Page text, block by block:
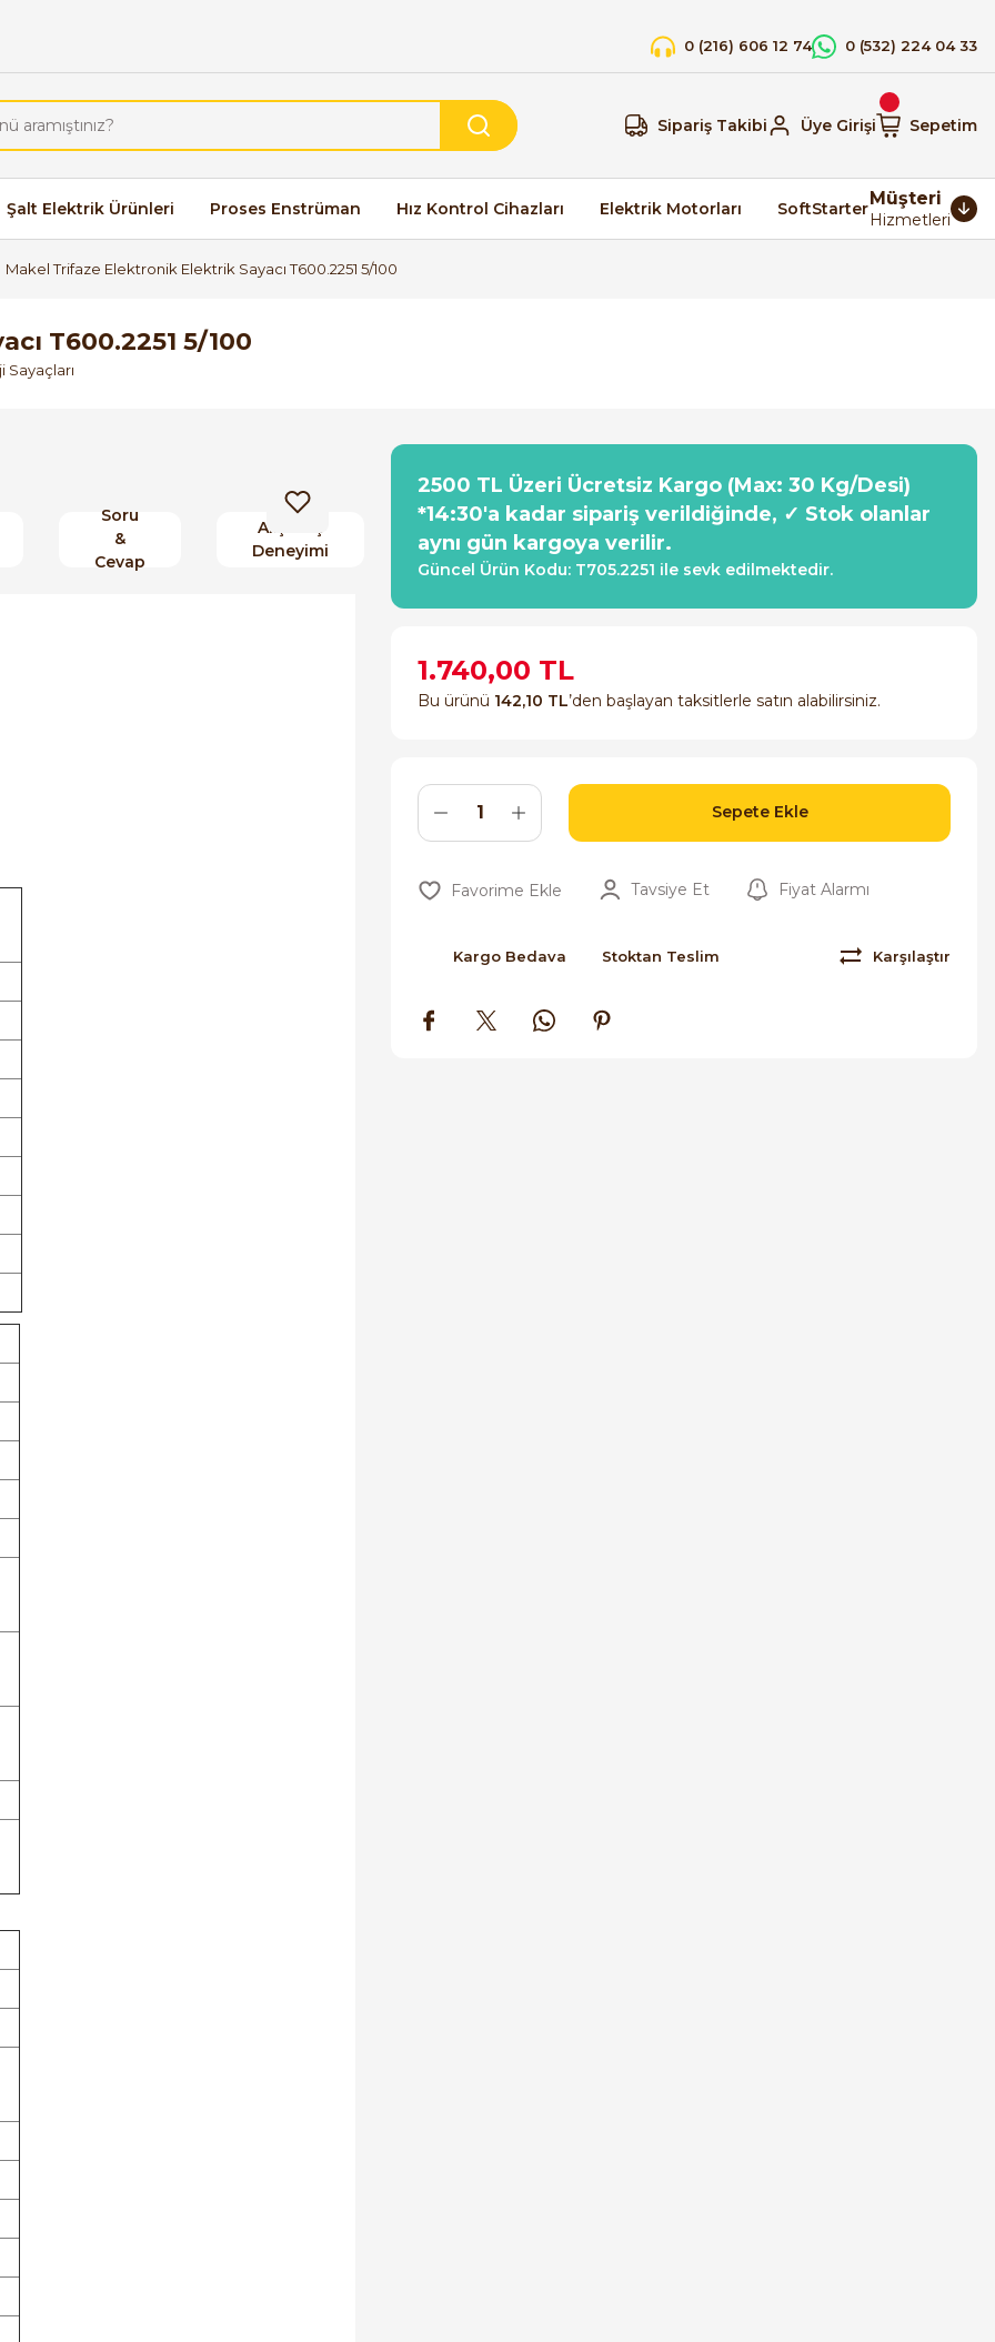
0 (216) 606 12 74 0 (532) 224 04 33
Sipariş Takibi Üye Girişi Sepetim
Şalt Elektrik Ürünleri Proses Enstrüman Hız Kontrol Cihazları Elektrik Motorları SoftStarterMüşteri
Hizmetleri
Makel Trifaze Elektronik Elektrik Sayacı T600.2251 5/100
T600.2251 5/100
Sayaçları
Soru
&
Cevap
Alışveriş
Deneyimi
2500 TL Üzeri Ücretsiz Kargo (Max: 30 Kg/Desi)
*14:30'a kadar sipariş verildiğinde, ✓ Stok olanlar
aynı gün kargoya verilir.
Güncel Ürün Kodu: T705.2251 ile sevk edilmektedir.
1.740,00 TL
Bu ürünü 142,10 TL’den başlayan taksitlerle satın alabilirsiniz.
Sepete Ekle
Tavsiye Et Fiyat Alarmı
Kargo Bedava Stoktan Teslim Karşılaştır